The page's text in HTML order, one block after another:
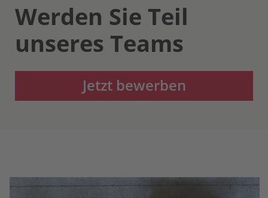
Werden Sie Teil
unseres Teams
Jetzt bewerben